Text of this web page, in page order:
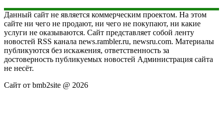
Данный сайт не является коммерческим проектом. На этом
сайте ни чего не продают, ни чего не покупают, ни какие
услуги не оказываются. Сайт представляет собой ленту
новостей RSS канала news.rambler.ru, newsru.com. Материалы
публикуются без искажения, ответственность за
достоверность публикуемых новостей Администрация сайта
не несёт.
Сайт от bmb2site @ 2026